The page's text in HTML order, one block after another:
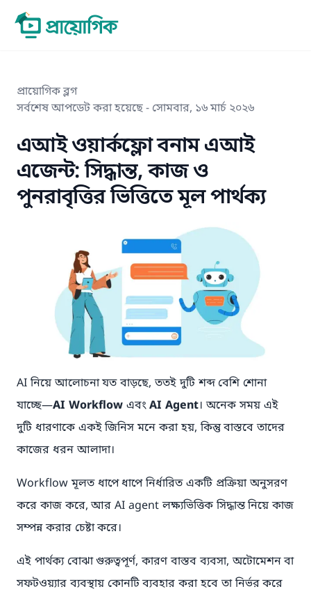
প্রায়োগিক ব্লগ
সর্বশেষ আপডেট করা হয়েছে - সোমবার, ১৬ মার্চ ২০২৬
এআই ওয়ার্কফ্লো বনাম এআই
এজেন্ট: সিদ্ধান্ত, কাজ ও
পুনরাবৃত্তির ভিত্তিতে মূল পার্থক্য
AI নিয়ে আলোচনা যত বাড়ছে, ততই দুটি শব্দ বেশি শোনা
যাচ্ছে—AI WorkflowএবংAI Agent। অনেক সময় এই
দুটি ধারণাকে একই জিনিস মনে করা হয়, কিন্তু বাস্তবে তাদের
কাজের ধরন আলাদা।
Workflow মূলত ধাপে ধাপে নির্ধারিত একটি প্রক্রিয়া অনুসরণ
করে কাজ করে, আর AI agent লক্ষ্যভিত্তিক সিদ্ধান্ত নিয়ে কাজ
সম্পন্ন করার চেষ্টা করে।
এই পার্থক্য বোঝা গুরুত্বপূর্ণ, কারণ বাস্তব ব্যবসা, অটোমেশন বা
সফটওয়্যার ব্যবস্থায় কোনটি ব্যবহার করা হবে তা নির্ভর করে